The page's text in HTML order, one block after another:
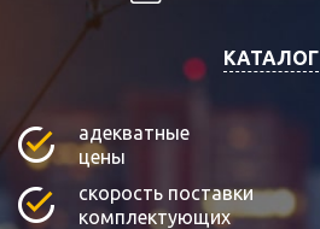
КАТАЛОГ
адекватные
цены
скорость поставки
комплектующих